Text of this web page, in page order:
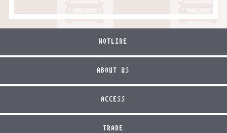
HOTLINE
ABOUT US
ACCESS
TRADE